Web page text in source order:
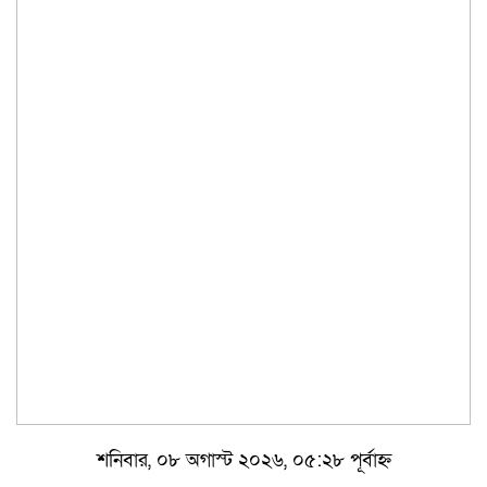
শনিবার, ০৮ অগাস্ট ২০২৬, ০৫:২৮ পূর্বাহ্ন